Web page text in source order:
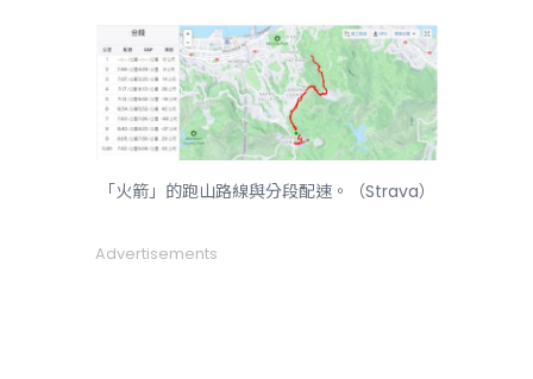
「火箭」的跑山路線與分段配速。（Strava）
Advertisements